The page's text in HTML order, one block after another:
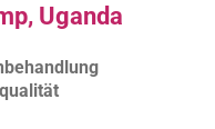
Uganda